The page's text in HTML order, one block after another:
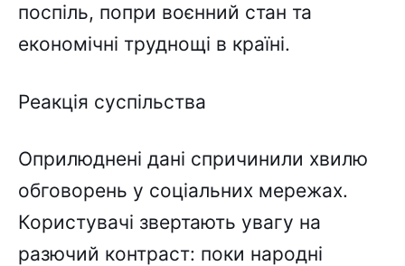
поспіль, попри воєнний стан та
економічні труднощі в країні.
Реакція суспільства
Оприлюднені дані спричинили хвилю
обговорень у соціальних мережах.
Користувачі звертають увагу на
разючий контраст: поки народні